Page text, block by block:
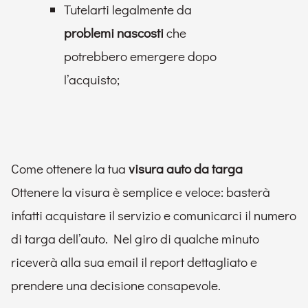
Tutelarti legalmente da
problemi nascostiche
potrebbero emergere dopo
l’acquisto;
Come ottenere la tua visura auto da targa
Ottenere la visura è semplice e veloce: basterà
infatti acquistare il servizio e comunicarci il numero
di targa dell’auto. Nel giro di qualche minuto
riceverà alla sua email il report dettagliato e
prendere una decisione consapevole.